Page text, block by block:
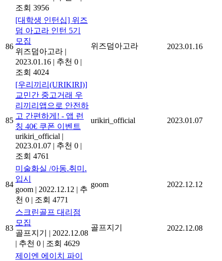
조회 3956
86
[대학생 인턴십] 위즈
덤 아고라 인턴 5기
모집
위즈덤아고라 |
2023.01.16 | 추천 0 |
조회 4024
위즈덤아고라 2023.01.16
85
[우리끼리(URIKIRI)]
교민간 중고거래 우
리끼리앱으로 안전하
고 간편하게! - 앱 런
칭 40€ 쿠폰 이벤트
urikiri_official |
2023.01.07 | 추천 0 |
조회 4761
urikiri_official 2023.01.07
84
미술화실 /아동.취미.
입시
goom | 2022.12.12 | 추
천 0 | 조회 4771
goom 2022.12.12
83
스크린골프 대리점
모집
골프지기
| 2022.12.08
| 추천 0 | 조회 4629
골프지기 2022.12.08
제이엔 에이치 파이